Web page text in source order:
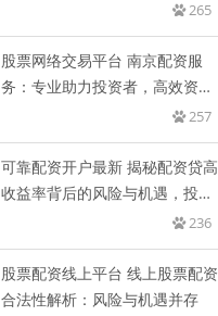
265
股票网络交易平台 南京配资服
务：专业助力投资者，高效资金
257
可靠配资开户最新 揭秘配资贷高
收益率背后的风险与机遇，投资
236
股票配资线上平台 线上股票配资
合法性解析：风险与机遇并存